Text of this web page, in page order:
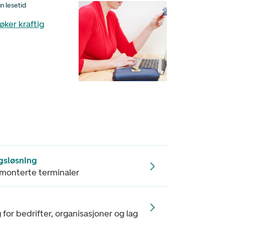
lesetid
kraftig
terminaler
bedrifter, organisasjoner og lag